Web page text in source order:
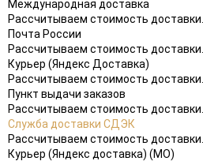
Международная доставка
Рассчитываем стоимость доставки...
Почта России
Рассчитываем стоимость доставки...
Курьер (Яндекс Доставка)
Рассчитываем стоимость доставки...
Пункт выдачи заказов
Рассчитываем стоимость доставки...
Служба доставки СДЭК
Рассчитываем стоимость доставки...
Курьер (Яндекс доставка) (МО)